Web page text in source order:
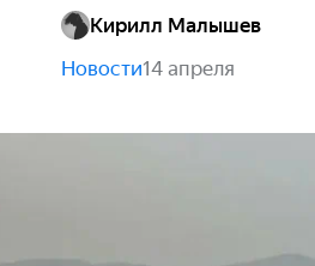
Кирилл Малышев
Новости14 апреля